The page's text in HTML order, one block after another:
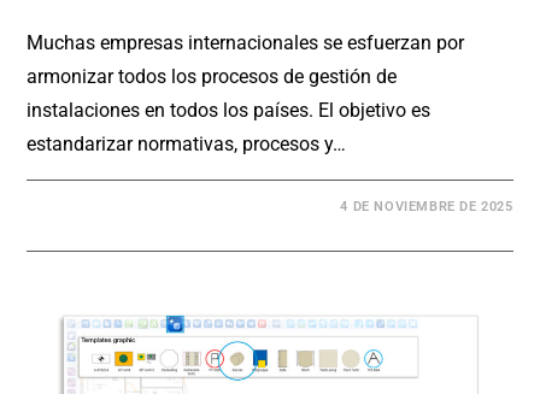
Muchas empresas internacionales se esfuerzan por
armonizar todos los procesos de gestión de
instalaciones en todos los países. El objetivo es
estandarizar normativas, procesos y…
4 DE NOVIEMBRE DE 2025